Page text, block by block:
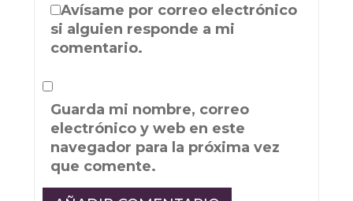
Avísame por correo electrónico
si alguien responde a mi
comentario.
Guarda mi nombre, correo
electrónico y web en este
navegador para la próxima vez
que comente.